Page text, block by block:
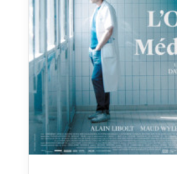
Recherche